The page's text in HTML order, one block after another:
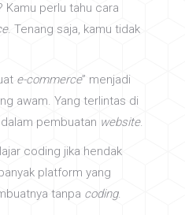
Kamu perlu tahu cara
. Tenang saja, kamu tidak
e-commerce” menjadi
awam. Yang terlintas di
pembuatan website.
coding jika hendak
platform yang
tanpa coding.